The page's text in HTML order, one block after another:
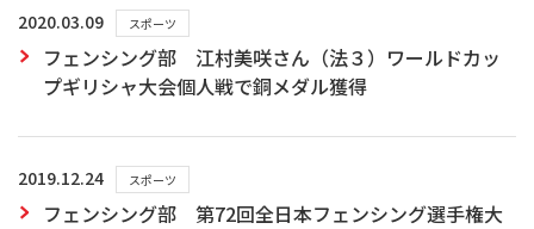
2020.03.09 スポーツ
フェンシング部 江村美咲さん（法３）ワールドカッ
プギリシャ大会個人戦で銅メダル獲得
2019.12.24 スポーツ
フェンシング部 第72回全日本フェンシング選手権大